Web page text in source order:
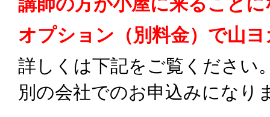
オプション（別料金）で山
詳しくは下記をご覧ください
別の会社でのお申込みになり